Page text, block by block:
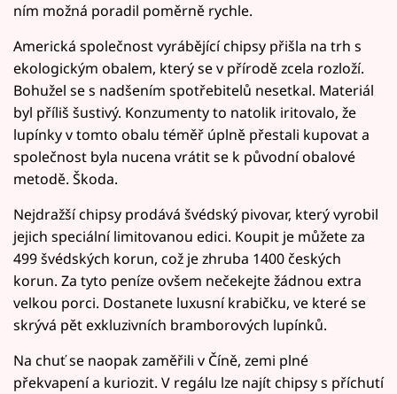
ním možná poradil poměrně rychle.
Americká společnost vyrábějící chipsy přišla na trh s
ekologickým obalem, který se v přírodě zcela rozloží.
Bohužel se s nadšením spotřebitelů nesetkal. Materiál
byl příliš šustivý. Konzumenty to natolik iritovalo, že
lupínky v tomto obalu téměř úplně přestali kupovat a
společnost byla nucena vrátit se k původní obalové
metodě. Škoda.
Nejdražší chipsy prodává švédský pivovar, který vyrobil
jejich speciální limitovanou edici. Koupit je můžete za
499 švédských korun, což je zhruba 1400 českých
korun. Za tyto peníze ovšem nečekejte žádnou extra
velkou porci. Dostanete luxusní krabičku, ve které se
skrývá pět exkluzivních bramborových lupínků.
Na chuť se naopak zaměřili v Číně, zemi plné
překvapení a kuriozit. V regálu lze najít chipsy s příchutí